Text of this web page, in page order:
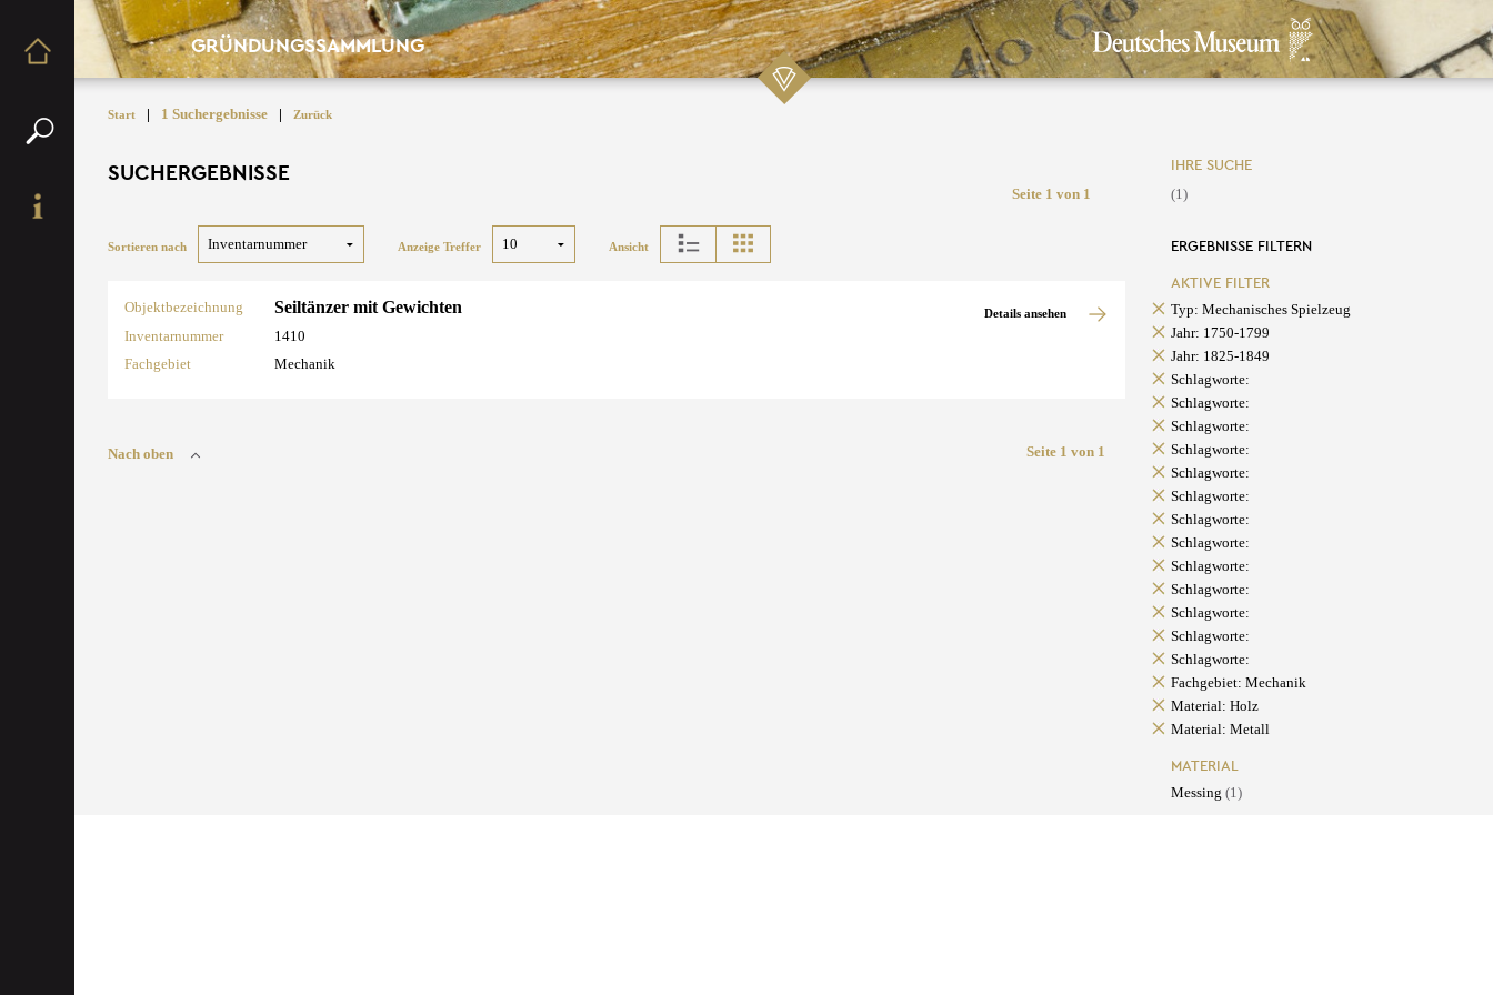
GRÜNDUNGSSAMMLUNG
Start | 1 Suchergebnisse | Zurück
SUCHERGEBNISSE
Seite 1 von 1
Sortieren nach Anzeige Treffer Ansicht
Objektbezeichnung Seiltänzer mit Gewichten
Inventarnummer
1410
Fachgebiet
Mechanik
Details ansehen
Nach oben Seite 1 von 1
IHRE SUCHE
(1)
ERGEBNISSE FILTERN
AKTIVE FILTER
Typ: Mechanisches Spielzeug
Jahr: 1750-1799
Jahr: 1825-1849
Schlagworte:
Schlagworte:
Schlagworte:
Schlagworte:
Schlagworte:
Schlagworte:
Schlagworte:
Schlagworte:
Schlagworte:
Schlagworte:
Schlagworte:
Schlagworte:
Schlagworte:
Fachgebiet: Mechanik
Material: Holz
Material: Metall
MATERIAL
Messing (1)